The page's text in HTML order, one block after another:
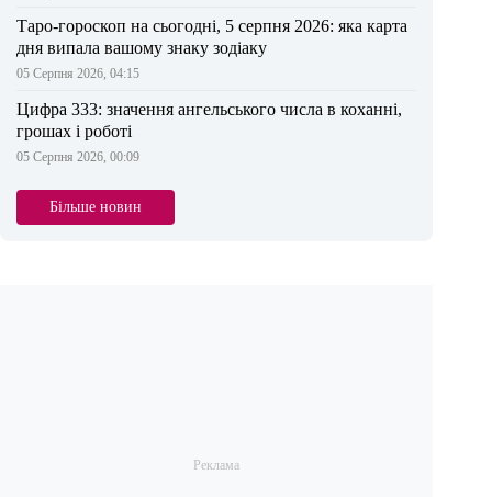
Таро-гороскоп на сьогодні, 5 серпня 2026: яка карта
дня випала вашому знаку зодіаку
05 Серпня 2026, 04:15
Цифра 333: значення ангельського числа в коханні,
грошах і роботі
05 Серпня 2026, 00:09
Більше новин